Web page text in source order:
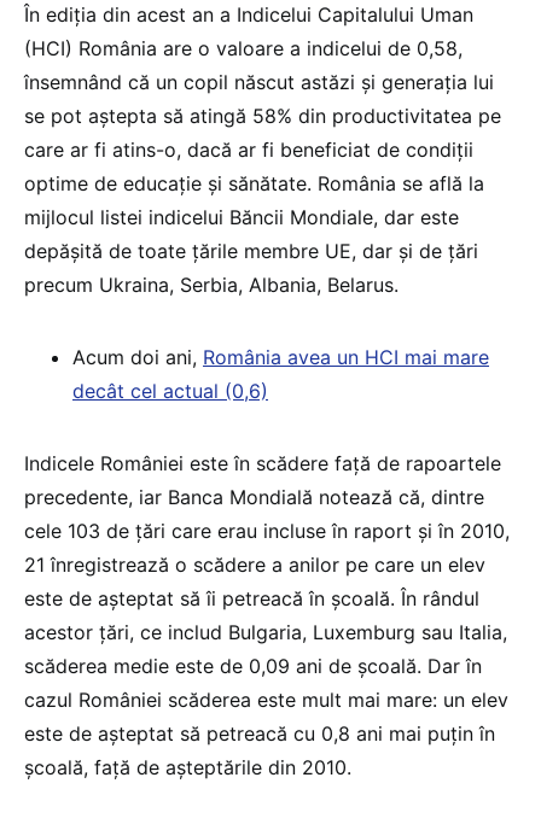
În ediția din acest an a Indicelui Capitalului Uman
(HCI) România are o valoare a indicelui de 0,58,
însemnând că un copil născut astăzi și generația lui
se pot aștepta să atingă 58% din productivitatea pe
care ar fi atins-o, dacă ar fi beneficiat de condiții
optime de educație și sănătate. România se află la
mijlocul listei indicelui Băncii Mondiale, dar este
depășită de toate țările membre UE, dar și de țări
precum Ukraina, Serbia, Albania, Belarus.
Acum doi ani, România avea un HCI mai mare
decât cel actual (0,6)
Indicele României este în scădere față de rapoartele
precedente, iar Banca Mondială notează că, dintre
cele 103 de țări care erau incluse în raport și în 2010,
21 înregistrează o scădere a anilor pe care un elev
este de așteptat să îi petreacă în școală. În rândul
acestor țări, ce includ Bulgaria, Luxemburg sau Italia,
scăderea medie este de 0,09 ani de școală. Dar în
cazul României scăderea este mult mai mare: un elev
este de așteptat să petreacă cu 0,8 ani mai puțin în
școală, față de așteptările din 2010.